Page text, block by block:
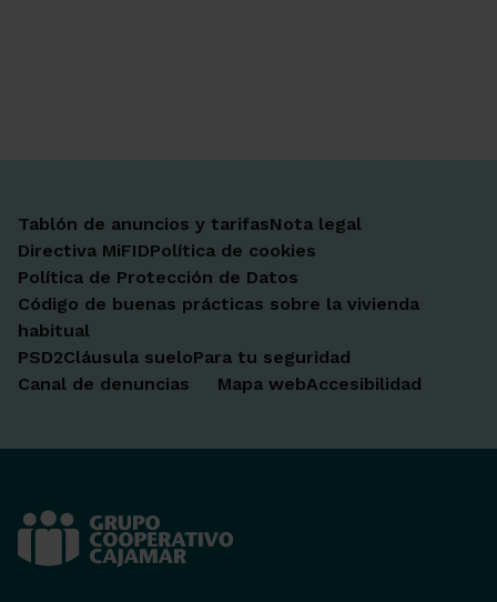
Tablón de anuncios y tarifasNota legal
Directiva MiFIDPolítica de cookies
Política de Protección de Datos
Código de buenas prácticas sobre la vivienda
habitual
PSD2Cláusula sueloPara tu seguridad
Canal de denuncias
Mapa webAccesibilidad